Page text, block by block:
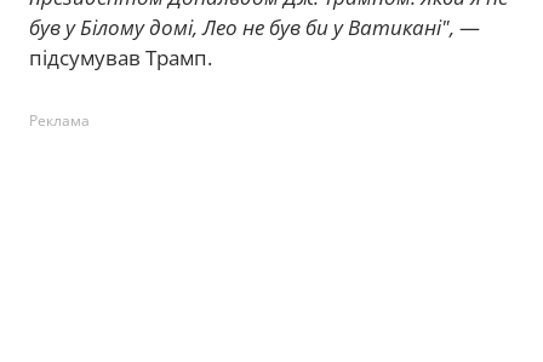
був у Білому домі, Лео не був би у Ватикані", —
підсумував Трамп.
Реклама